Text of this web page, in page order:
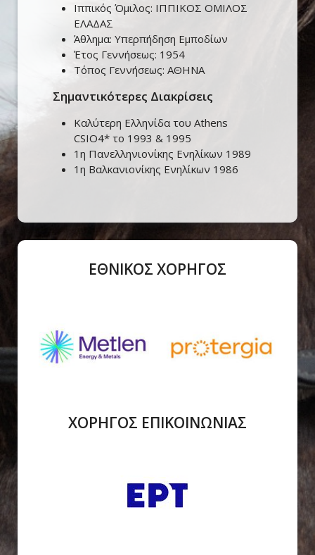
Ιππικός Όμιλος: ΙΠΠΙΚΟΣ ΟΜΙΛΟΣ
ΕΛΑΔΑΣ
Άθλημα: Υπερπήδηση Εμποδίων
Έτος Γεννήσεως: 1954
Τόπος Γεννήσεως: ΑΘΗΝΑ
Σημαντικότερες Διακρίσεις
Καλύτερη Ελληνίδα του Athens
CSIO4* το 1993 & 1995
1η Πανελληνιονίκης Ενηλίκων 1989
1η Βαλκανιονίκης Ενηλίκων 1986
ΕΘΝΙΚΟΣ ΧΟΡΗΓΟΣ
ΧΟΡΗΓΟΣ ΕΠΙΚΟΙΝΩΝΙΑΣ